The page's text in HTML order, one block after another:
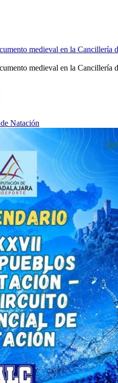
medieval en la Cancillería
medieval en la Cancillería
Natación